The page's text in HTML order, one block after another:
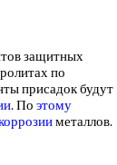
защитных
по
присадок будут
. По этому
металлов.